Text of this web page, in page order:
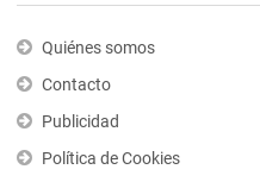
Quiénes somos
Contacto
Publicidad
Política de Cookies